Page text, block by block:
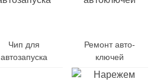
Чип для
автозапуска
Ремонт авто-
ключей